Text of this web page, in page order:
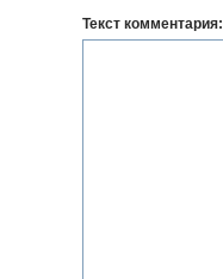
Текст комментария: